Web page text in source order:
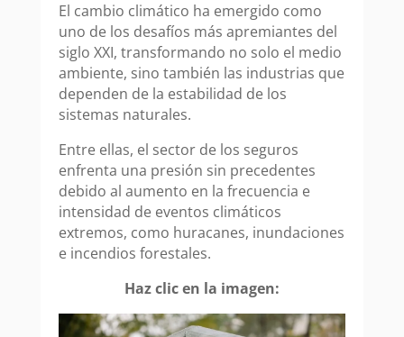
El cambio climático ha emergido como
uno de los desafíos más apremiantes del
siglo XXI, transformando no solo el medio
ambiente, sino también las industrias que
dependen de la estabilidad de los
sistemas naturales.
Entre ellas, el sector de los seguros
enfrenta una presión sin precedentes
debido al aumento en la frecuencia e
intensidad de eventos climáticos
extremos, como huracanes, inundaciones
e incendios forestales.
Haz clic en la imagen: